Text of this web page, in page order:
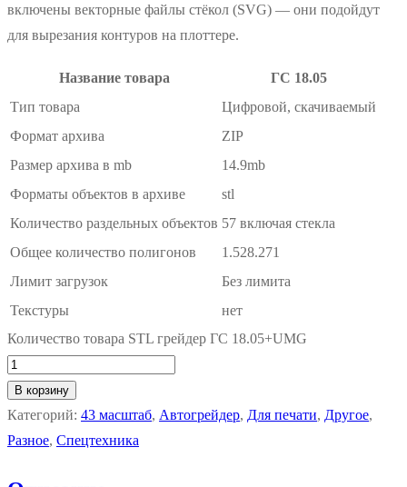
включены векторные файлы стёкол (SVG) — они подойдут
для вырезания контуров на плоттере.
Название товара
ГС 18.05
Тип товара
Цифровой, скачиваемый
Формат архива
ZIP
Размер архива в mb
14.9mb
Форматы объектов в архиве
stl
Количество раздельных объектов 57 включая стекла
Общее количество полигонов
1.528.271
Лимит загрузок
Без лимита
Текстуры
нет
Количество товара STL грейдер ГС 18.05+UMG
В корзину
Категорий: 43 масштаб, Автогрейдер, Для печати, Другое,
Разное, Спецтехника